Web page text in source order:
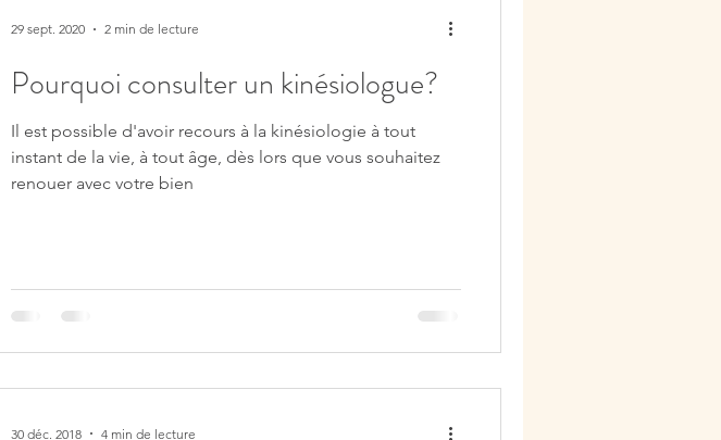
Pourquoi consulter un kinésiologue?
Il est possible d'avoir recours à la kinésiologie à tout
instant de la vie, à tout âge, dès lors que vous souhaitez
renouer avec votre bien
29 sept. 2020 2 min de lecture
30 déc. 2018 4 min de lecture